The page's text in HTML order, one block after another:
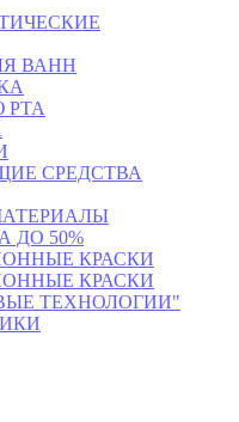
ВАНН
РТА
СРЕДСТВА
ДО 50%
КРАСКИ
КРАСКИ
ТЕХНОЛОГИИ"